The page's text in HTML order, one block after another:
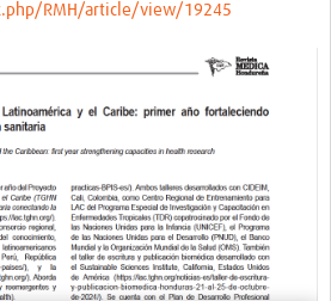
RMH/article/view/19245